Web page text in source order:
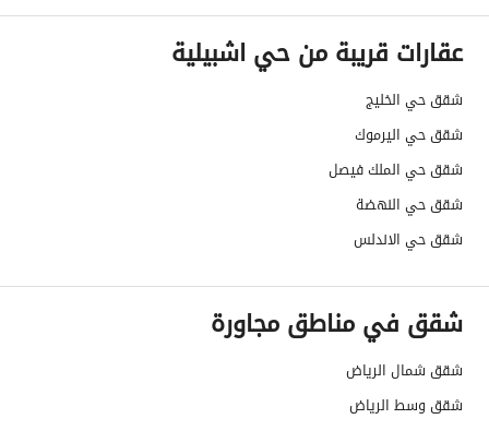
عقارات قريبة من حي اشبيلية
شقق حي الخليج
شقق حي اليرموك
شقق حي الملك فيصل
شقق حي النهضة
شقق حي الاندلس
شقق في مناطق مجاورة
شقق شمال الرياض
شقق وسط الرياض